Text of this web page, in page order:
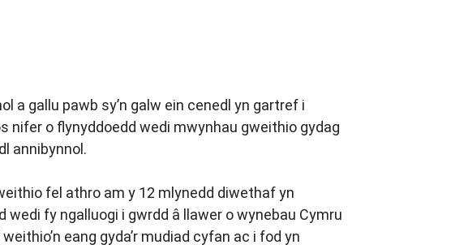
a gallu pawb sy’n galw ein cenedl yn gartref i
nifer o flynyddoedd wedi mwynhau gweithio gydag
annibynnol.
fel athro am y 12 mlynedd diwethaf yn
fy ngalluogi i gwrdd â llawer o wynebau Cymru
eang gyda’r mudiad cyfan ac i fod yn